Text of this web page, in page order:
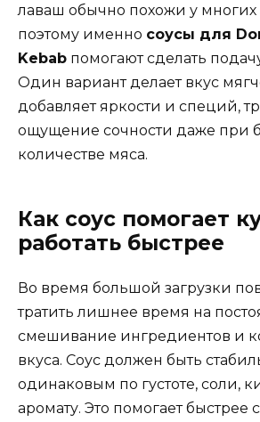
лаваш обычно похожи у многих
поэтому именно соусы для
Kebab помогают сделать
Один вариант делает вкус
добавляет яркости и специй,
ощущение сочности даже при
количестве мяса.
Как соус помогает
работать быстрее
Во время большой загрузки
тратить лишнее время на
смешивание ингредиентов и
вкуса. Соус должен быть
одинаковым по густоте, соли,
аромату. Это помогает быстрее